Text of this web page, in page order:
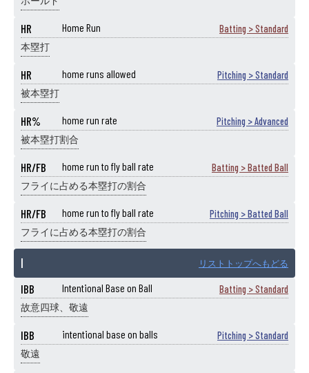
HR Home Run Batting > Standard
本塁打
HR home runs allowed Pitching > Standard
被本塁打
HR% home run rate Pitching > Advanced
被本塁打割合
HR/FB home run to fly ball rate Batting > Batted Ball
フライに占める本塁打の割合
HR/FB home run to fly ball rate Pitching > Batted Ball
フライに占める本塁打の割合
I リストトップへもどる
IBB Intentional Base on Ball Batting > Standard
故意四球、敬遠
IBB intentional base on balls Pitching > Standard
敬遠